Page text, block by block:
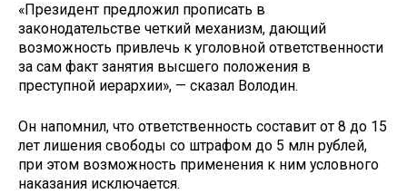
«Президент предложил прописать в
законодательстве четкий механизм, дающий
возможность привлечь к уголовной ответственности
за сам факт занятия высшего положения в
преступной иерархии», — сказал Володин.
Он напомнил, что ответственность составит от 8 до 15
лет лишения свободы со штрафом до 5 млн рублей,
при этом возможность применения к ним условного
наказания исключается.